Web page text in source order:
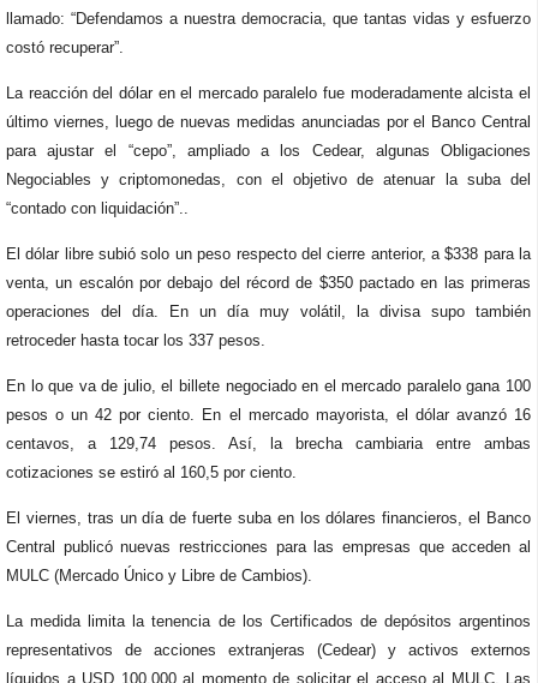
llamado: “Defendamos a nuestra democracia, que tantas vidas y esfuerzo
costó recuperar”.
La reacción del dólar en el mercado paralelo fue moderadamente alcista el
último viernes, luego de nuevas medidas anunciadas por el Banco Central
para ajustar el “cepo”, ampliado a los Cedear, algunas Obligaciones
Negociables y criptomonedas, con el objetivo de atenuar la suba del
“contado con liquidación”..
El dólar libre subió solo un peso respecto del cierre anterior, a $338 para la
venta, un escalón por debajo del récord de $350 pactado en las primeras
operaciones del día. En un día muy volátil, la divisa supo también
retroceder hasta tocar los 337 pesos.
En lo que va de julio, el billete negociado en el mercado paralelo gana 100
pesos o un 42 por ciento. En el mercado mayorista, el dólar avanzó 16
centavos, a 129,74 pesos. Así, la brecha cambiaria entre ambas
cotizaciones se estiró al 160,5 por ciento.
El viernes, tras un día de fuerte suba en los dólares financieros, el Banco
Central publicó nuevas restricciones para las empresas que acceden al
MULC (Mercado Único y Libre de Cambios).
La medida limita la tenencia de los Certificados de depósitos argentinos
representativos de acciones extranjeras (Cedear) y activos externos
líquidos a USD 100.000 al momento de solicitar el acceso al MULC. Las